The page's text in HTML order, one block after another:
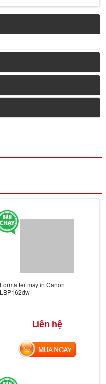
Formatter máy in Canon
LBP162dw
Liên hệ
MUA NGAY